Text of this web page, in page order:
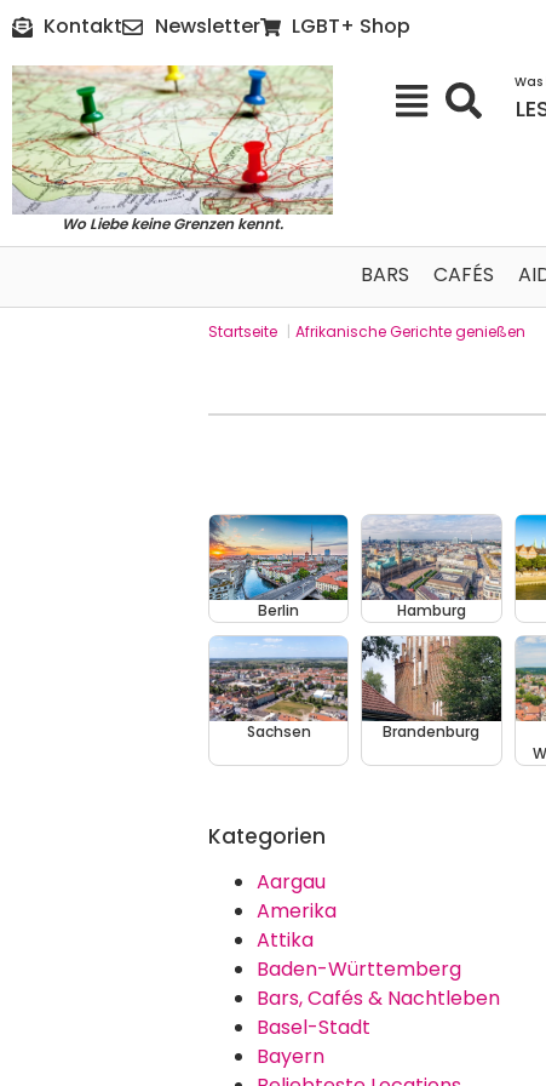
Kontakt Newsletter LGBT+ Shop
Wo Liebe keine Grenzen kennt.
BARS CAFÉS
Startseite | Afrikanische Gerichte genießen
Berlin Hamburg
Sachsen Brandenburg
Kategorien
Aargau
Amerika
Attika
Baden-Württemberg
Bars, Cafés & Nachtleben
Basel-Stadt
Bayern